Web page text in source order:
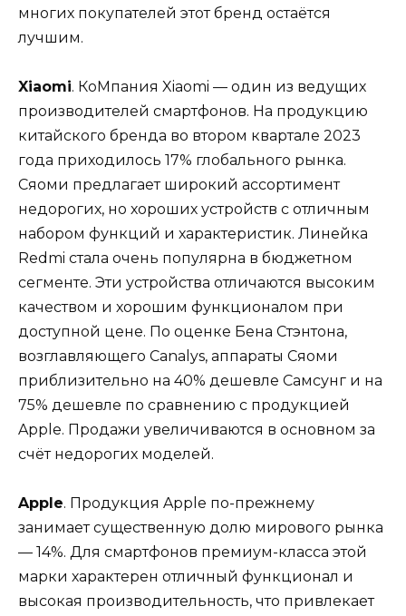
многих покупателей этот бренд остаётся
лучшим.
Xiaomi. КоМпания Xiaomi — один из ведущих
производителей смартфонов. На продукцию
китайского бренда во втором квартале 2023
года приходилось 17% глобального рынка.
Сяоми предлагает широкий ассортимент
недорогих, но хороших устройств с отличным
набором функций и характеристик. Линейка
Redmi стала очень популярна в бюджетном
сегменте. Эти устройства отличаются высоким
качеством и хорошим функционалом при
доступной цене. По оценке Бена Стэнтона,
возглавляющего Canalys, аппараты Сяоми
приблизительно на 40% дешевле Самсунг и на
75% дешевле по сравнению с продукцией
Apple. Продажи увеличиваются в основном за
счёт недорогих моделей.
Apple. Продукция Apple по-прежнему
занимает существенную долю мирового рынка
— 14%. Для смартфонов премиум-класса этой
марки характерен отличный функционал и
высокая производительность, что привлекает